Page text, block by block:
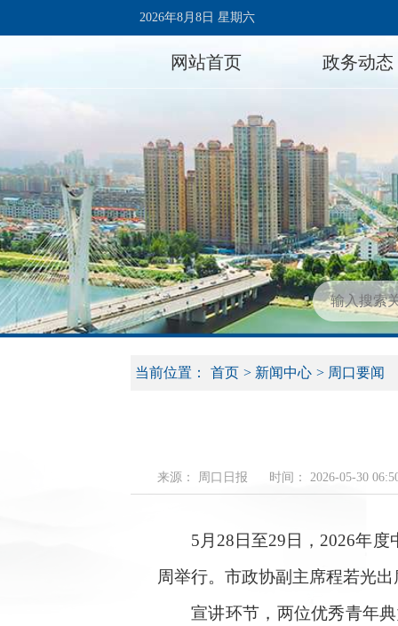
2026年8月8日 星期六
网站首页 政务动态
当前位置： 首页 > 新闻中心 > 周口要闻
来源： 周口日报 时间： 2026-05-30
5月28日至29日，2026年度
周举行。市政协副主席程若光
宣讲环节，两位优秀青年典